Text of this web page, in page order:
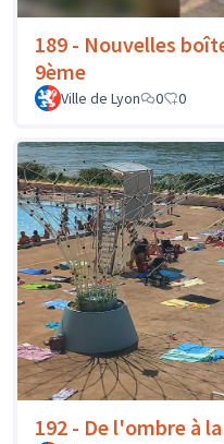
189 - Nouvelles
9ème
Ville de Lyon 0 0
192 - De l'ombre à